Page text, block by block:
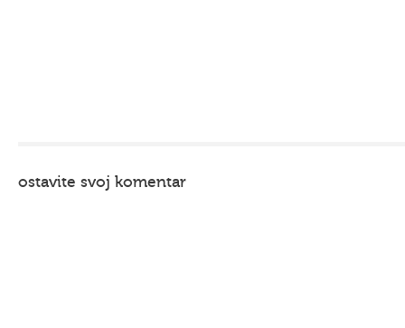
ostavite svoj komentar